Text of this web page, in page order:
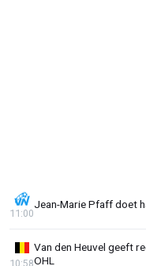
Jean-Marie Pfaff doet
11:00
Van den Heuvel geeft
OHL
10:58